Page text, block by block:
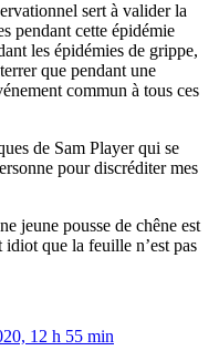
sert à valider la
pendant cette épidémie
les épidémies de grippe,
que pendant une
commun à tous ces
de Sam Player qui se
pour discréditer mes
jeune pousse de chêne est
idiot que la feuille n’est pas
12 h 55 min